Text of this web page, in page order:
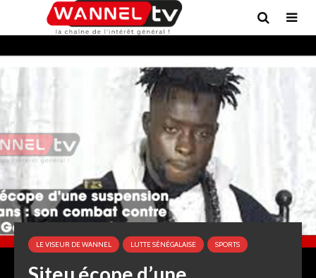
LE VISEUR DE WANNEL LUTTE SÉNÉGALAISE SPORTS